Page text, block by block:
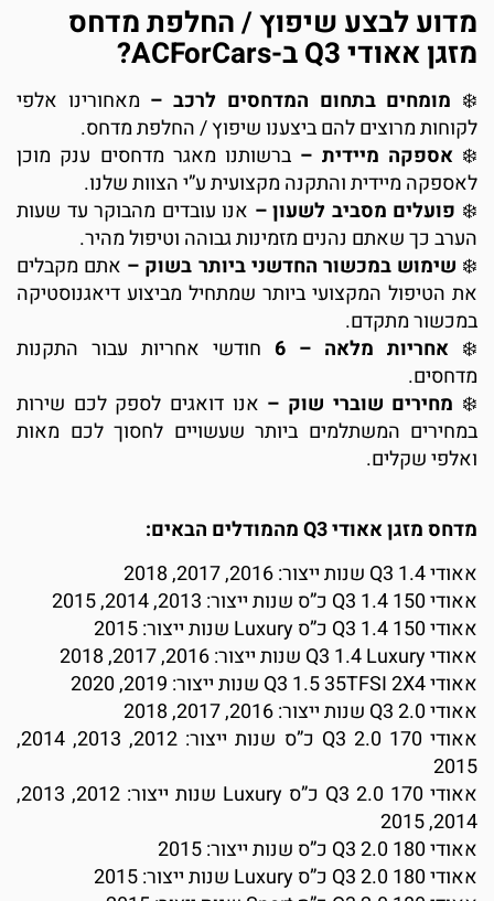
מדוע לבצע שיפוץ / החלפת מדחס
מזגן אאודי Q3 ב-ACForCars?
מומחים בתחום המדחסים לרכב – מאחורינו אלפי
לקוחות מרוצים להם ביצענו שיפוץ / החלפת מדחס.
אספקה מיידית – ברשותנו מאגר מדחסים ענק מוכן
לאספקה מיידית והתקנה מקצועית ע”י הצוות שלנו.
פועלים מסביב לשעון – אנו עובדים מהבוקר עד שעות
הערב כך שאתם נהנים מזמינות גבוהה וטיפול מהיר.
שימוש במכשור החדשני ביותר בשוק – אתם מקבלים
את הטיפול המקצועי ביותר שמתחיל מביצוע דיאגנוסטיקה
במכשור מתקדם.
אחריות מלאה – 6
חודשי אחריות עבור התקנות
מדחסים.
מחירים שוברי שוק – אנו דואגים לספק לכם שירות
במחירים המשתלמים ביותר שעשויים לחסוך לכם מאות
ואלפי שקלים.
מדחס מזגן אאודי Q3 מהמודלים הבאים:
אאודי Q3 1.4 שנות ייצור: 2016, 2017, 2018
אאודי Q3 1.4 150 כ”ס שנות ייצור: 2013, 2014, 2015
אאודי Q3 1.4 150 כ”ס Luxury שנות ייצור: 2015
אאודי Q3 1.4 Luxury שנות ייצור: 2016, 2017, 2018
אאודי Q3 1.5 35TFSI 2X4 שנות ייצור: 2019, 2020
אאודי Q3 2.0 שנות ייצור: 2016, 2017, 2018
אאודי Q3 2.0 170 כ”ס שנות ייצור: 2012, 2013, 2014,
2015
אאודי Q3 2.0 170 כ”ס Luxury שנות ייצור: 2012, 2013,
2014, 2015
אאודי Q3 2.0 180 כ”ס שנות ייצור: 2015
אאודי Q3 2.0 180 כ”ס Luxury שנות ייצור: 2015